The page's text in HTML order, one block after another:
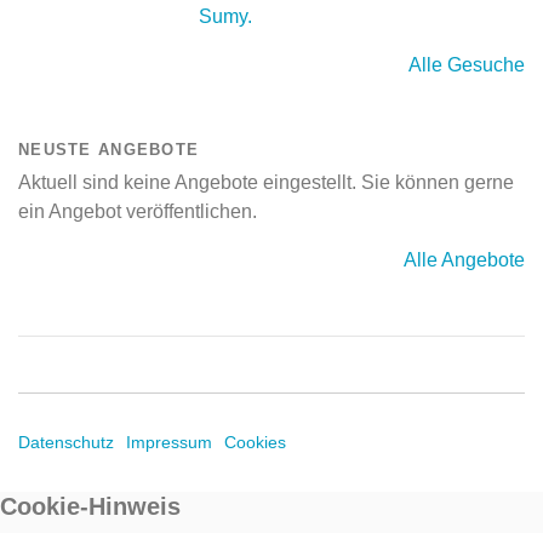
Sumy.
Alle Gesuche
NEUSTE ANGEBOTE
Aktuell sind keine Angebote eingestellt. Sie können gerne
ein Angebot veröffentlichen.
Alle Angebote
Datenschutz Impressum Cookies
Cookie-Hinweis